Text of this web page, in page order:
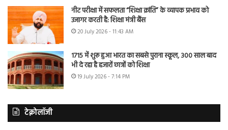
नीट परीक्षा में सफलता “शिक्षा क्रांति” के व्यापक प्रभाव को
उजागर करती है: शिक्षा मंत्री बैंस
20 July 2026 - 11:43 AM
1715 में शुरू हुआ भारत का सबसे पुराना स्कूल, 300 साल बाद
भी दे रहा है हजारों छात्रों को शिक्षा
19 July 2026 - 7:14 PM
टेक्नोलॉजी